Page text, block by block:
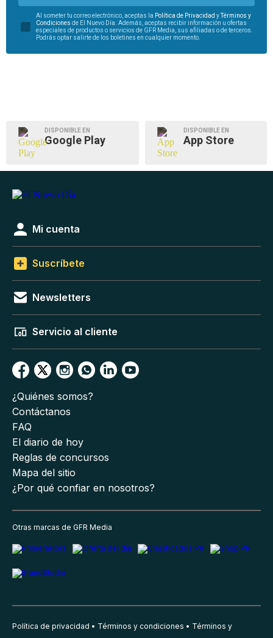
Al someter tu correo electrónico, aceptas la Política de Privacidad yTérminos y
Condiciones de El Nuevo Día. Además, aceptas recibir información u ofertas
especiales de productos o servicios de GFR Media, sus afiliadas o de terceros.
Podrás optar salirte de los boletines en cualquier momento.
DISPONIBLE EN
Google Play
DISPONIBLE EN
App Store
Mi cuenta
Suscríbete
Newsletters
Servicio al cliente
¿Quiénes somos?
Contáctanos
FAQ
El diario de hoy
Reglas de concursos
Mapa del sitio
¿Por qué confiar en nosotros?
Otras marcas de GFR Media
Política de privacidad Términos y condiciones
Términos y